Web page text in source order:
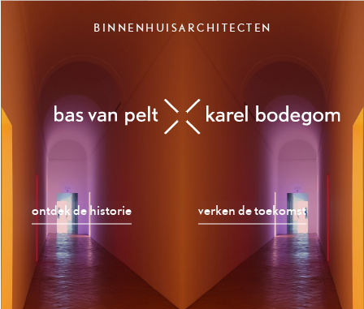
ontdek de historie verken de toekomst
BINNENHUISARCHITECTEN